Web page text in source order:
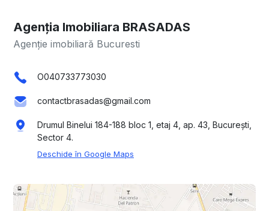
Agenția Imobiliara BRASADAS
Agenție imobiliară Bucuresti
O040733773030
contactbrasadas@gmail.com
Drumul Binelui 184-188 bloc 1, etaj 4, ap. 43, București,
Sector 4.
Deschide în Google Maps